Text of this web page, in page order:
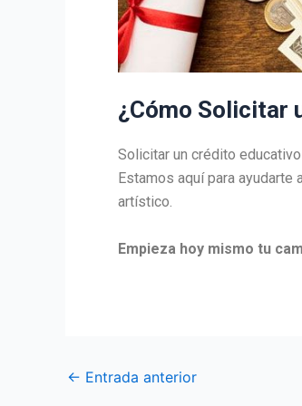
¿Cómo Solicitar
Solicitar un crédito
Estamos aquí para
artístico.
Empieza hoy mismo tu
← Entrada anterior